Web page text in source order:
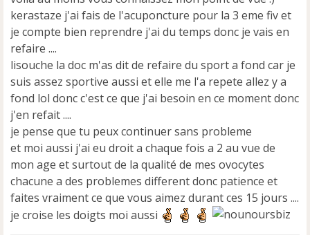
kerastaze j'ai fais de l'acuponcture pour la 3 eme fiv et
je compte bien reprendre j'ai du temps donc je vais en
refaire ....
lisouche la doc m'as dit de refaire du sport a fond car je
suis assez sportive aussi et elle me l'a repete allez y a
fond lol donc c'est ce que j'ai besoin en ce moment donc
j'en refait ....
je pense que tu peux continuer sans probleme
et moi aussi j'ai eu droit a chaque fois a 2 au vue de
mon age et surtout de la qualité de mes ovocytes
chacune a des problemes different donc patience et
faites vraiment ce que vous aimez durant ces 15 jours ....
je croise les doigts moi aussi